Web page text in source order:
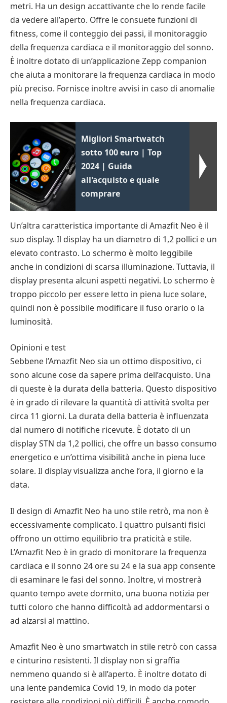
metri. Ha un design accattivante che lo rende facile
da vedere all’aperto. Offre le consuete funzioni di
fitness, come il conteggio dei passi, il monitoraggio
della frequenza cardiaca e il monitoraggio del sonno.
È inoltre dotato di un’applicazione Zepp companion
che aiuta a monitorare la frequenza cardiaca in modo
più preciso. Fornisce inoltre avvisi in caso di anomalie
nella frequenza cardiaca.
Migliori Smartwatch
sotto 100 euro | Top
2024 | Guida
all'acquisto e quale
comprare
Un’altra caratteristica importante di Amazfit Neo è il
suo display. Il display ha un diametro di 1,2 pollici e un
elevato contrasto. Lo schermo è molto leggibile
anche in condizioni di scarsa illuminazione. Tuttavia, il
display presenta alcuni aspetti negativi. Lo schermo è
troppo piccolo per essere letto in piena luce solare,
quindi non è possibile modificare il fuso orario o la
luminosità.
Opinioni e test
Sebbene l’Amazfit Neo sia un ottimo dispositivo, ci
sono alcune cose da sapere prima dell’acquisto. Una
di queste è la durata della batteria. Questo dispositivo
è in grado di rilevare la quantità di attività svolta per
circa 11 giorni. La durata della batteria è influenzata
dal numero di notifiche ricevute. È dotato di un
display STN da 1,2 pollici, che offre un basso consumo
energetico e un’ottima visibilità anche in piena luce
solare. Il display visualizza anche l’ora, il giorno e la
data.
Il design di Amazfit Neo ha uno stile retrò, ma non è
eccessivamente complicato. I quattro pulsanti fisici
offrono un ottimo equilibrio tra praticità e stile.
L’Amazfit Neo è in grado di monitorare la frequenza
cardiaca e il sonno 24 ore su 24 e la sua app consente
di esaminare le fasi del sonno. Inoltre, vi mostrerà
quanto tempo avete dormito, una buona notizia per
tutti coloro che hanno difficoltà ad addormentarsi o
ad alzarsi al mattino.
Amazfit Neo è uno smartwatch in stile retrò con cassa
e cinturino resistenti. Il display non si graffia
nemmeno quando si è all’aperto. È inoltre dotato di
una lente pandemica Covid 19, in modo da poter